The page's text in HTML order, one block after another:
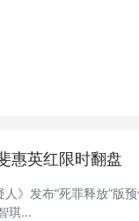
惠英红限时翻盘
》发布“死罪释放”版
琪...